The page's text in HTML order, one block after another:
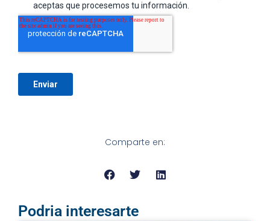
Comparte en:
Podria interesarte